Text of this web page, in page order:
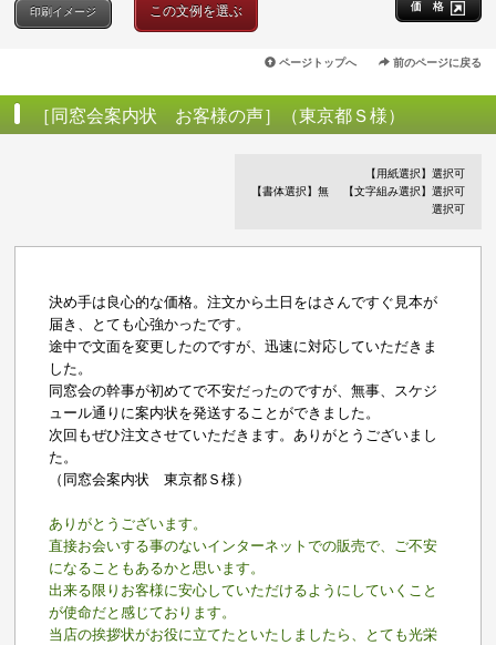
価 格
印刷イメージ この文例を選ぶ
ページトップへ 前のページに戻る
［同窓会案内状 お客様の声］（東京都Ｓ様）
【用紙選択】選択可
【書体選択】無
【文字組み選択】選択可
選択可
決め手は良心的な価格。注文から土日をはさんですぐ見本が
届き、とても心強かったです。
途中で文面を変更したのですが、迅速に対応していただきま
した。
同窓会の幹事が初めてで不安だったのですが、無事、スケジ
ュール通りに案内状を発送することができました。
次回もぜひ注文させていただきます。ありがとうございまし
た。
（同窓会案内状 東京都Ｓ様）
ありがとうございます。
直接お会いする事のないインターネットでの販売で、ご不安
になることもあるかと思います。
出来る限りお客様に安心していただけるようにしていくこと
が使命だと感じております。
当店の挨拶状がお役に立てたといたしましたら、とても光栄